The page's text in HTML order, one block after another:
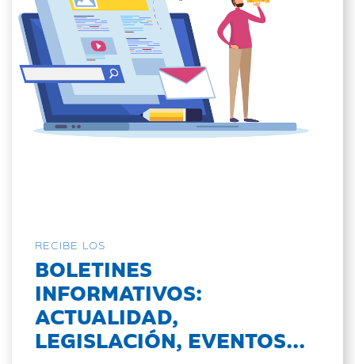
RECIBE LOS
BOLETINES
INFORMATIVOS:
ACTUALIDAD,
LEGISLACIÓN, EVENTOS...